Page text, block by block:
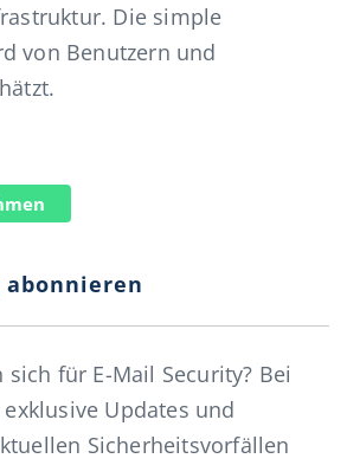
Die simple
von Benutzern und
abonnieren
für E-Mail Security? Bei
Updates und
Sicherheitsvorfällen